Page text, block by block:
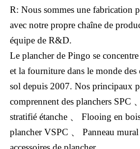
R: Nous sommes une fabrication
avec notre propre chaîne de
équipe de R&D.
Le plancher de Pingo se
et la fourniture dans le monde
sol depuis 2007. Nos principaux
comprennent des planchers SPC
stratifié étanche 、 Flooing en
plancher VSPC 、 Panneau mural